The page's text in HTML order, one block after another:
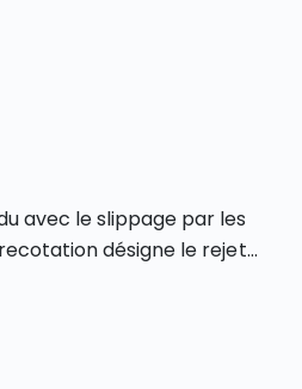
avec le slippage par les
désigne le rejet